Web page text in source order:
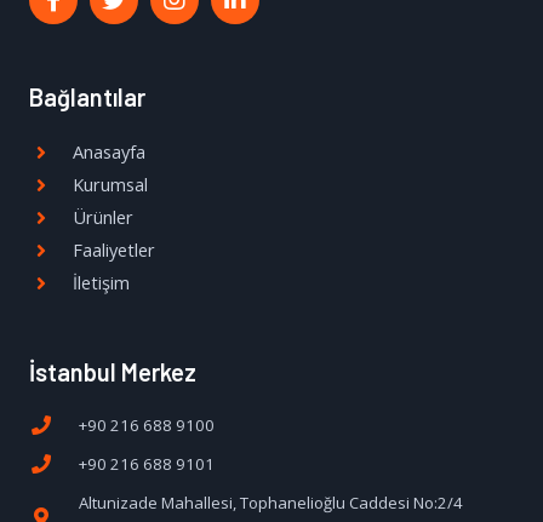
Bağlantılar
Anasayfa
Kurumsal
Ürünler
Faaliyetler
İletişim
İstanbul Merkez
+90 216 688 9100
+90 216 688 9101
Altunizade Mahallesi, Tophanelioğlu Caddesi No:2/4